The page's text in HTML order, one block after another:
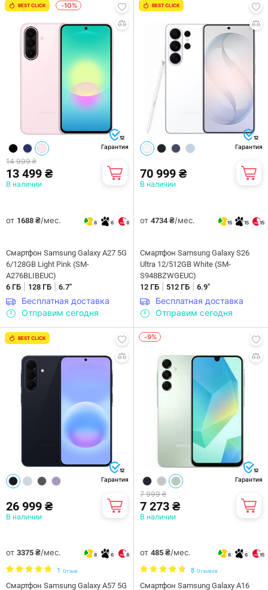
BEST CLICK -10%
12
Гарантия
14 999 ₴
13 499 ₴
В наличии
от 1688 ₴/мес. 8 6 8
Смартфон Samsung Galaxy A27 5G
6/128GB Light Pink (SM-
A276BLIBEUC)
6 ГБ
128 ГБ 6.7"
Бесплатная доставка
Отправим сегодня
BEST CLICK
12
Гарантия
70 999 ₴
В наличии
от 4734 ₴/мес. 15 15 15
Смартфон Samsung Galaxy S26
Ultra 12/512GB White (SM-
S948BZWGEUC)
12 ГБ
512 ГБ 6.9"
Бесплатная доставка
Отправим сегодня
BEST CLICK
12
Гарантия
26 999 ₴
В наличии
от 3375 ₴/мес. 8 6 8
1 Отзыв
Смартфон Samsung Galaxy A57 5G
-9%
12
Гарантия
7 999 ₴
7 273 ₴
В наличии
от 485 ₴/мес. 8 6 15
8 Отзывов
Смартфон Samsung Galaxy A16